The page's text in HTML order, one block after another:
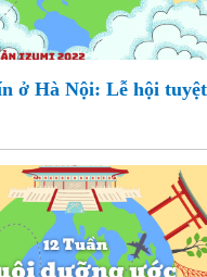
ở Hà Nội: Lễ hội